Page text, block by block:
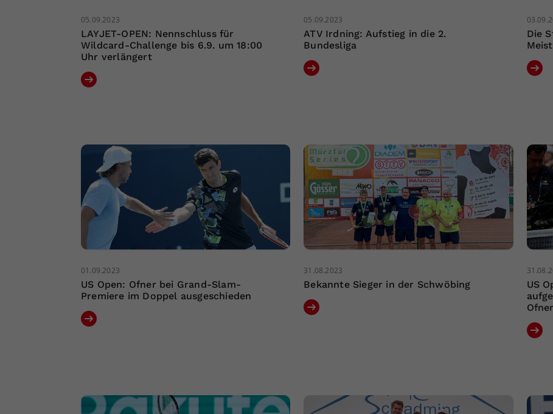
05.09.2023
LAYJET-OPEN: Nennschluss für
Wildcard-Challenge bis 6.9. um 18:00
Uhr verlängert
05.09.2023
ATV Irdning: Aufstieg in die 2.
Bundesliga
Die
01.09.2023
US Open: Ofner bei Grand-Slam-
Premiere im Doppel ausgeschieden
31.08.2023
Bekannte Sieger in der Schwöbing
US